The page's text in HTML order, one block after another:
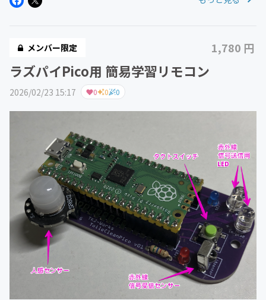
メンバー限定 1,780 円
ラズパイPico用 簡易学習リモコン
2026/02/23 15:17 0 0 0